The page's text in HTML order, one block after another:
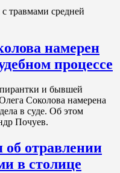
травмами средней
намерен
процессе
и бывшей
Соколова намерена
в суде. Об этом
Почуев.
об отравлении
в столице